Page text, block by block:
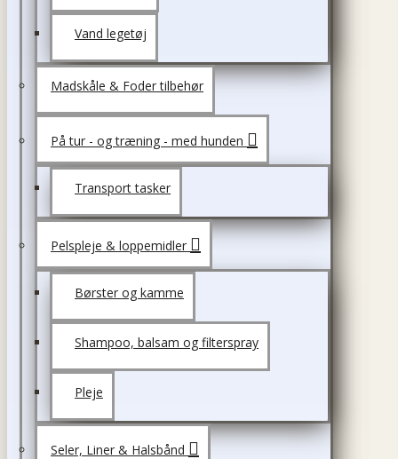
Vand legetøj
Madskåle & Foder tilbehør
På tur - og træning - med hunden
Transport tasker
Pelspleje & loppemidler
Børster og kamme
Shampoo, balsam og filterspray
Pleje
Seler, Liner & Halsbånd